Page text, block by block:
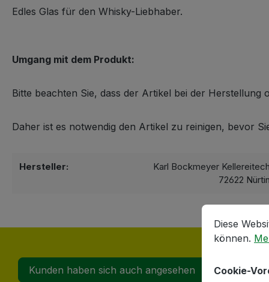
Edles Glas für den Whisky-Liebhaber.
Umgang mit dem Produkt:
Bitte beachten Sie, dass der Artikel bei der
Daher ist es notwendig den Artikel zu reinigen, bevor
Hersteller:
Karl Bockmeyer
72622
Kunden haben sich auch angesehen
Cookie-
Diese
Diese
können.
Cookie-